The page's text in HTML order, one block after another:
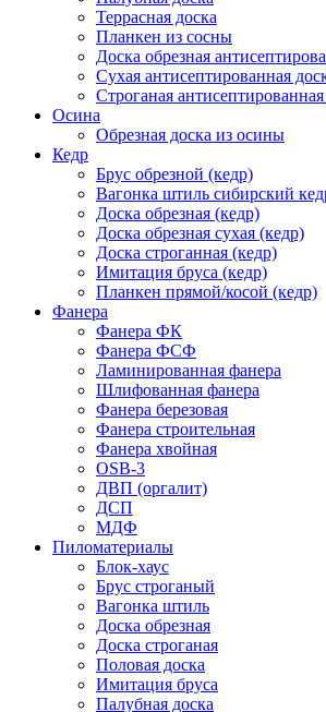
Террасная доска
Планкен из сосны
Доска обрезная
Сухая антисептированная
Строганая антисептированная
Осина
Обрезная доска из осины
Кедр
Брус обрезной (кедр)
Вагонка штиль сибирский
Доска обрезная (кедр)
Доска обрезная сухая (кедр)
Доска строганная (кедр)
Имитация бруса (кедр)
Планкен прямой/косой (кедр)
Фанера
Фанера ФК
Фанера ФСФ
Ламинированная фанера
Шлифованная фанера
Фанера березовая
Фанера строительная
Фанера хвойная
OSB-3
ДВП (оргалит)
ДСП
МДФ
Пиломатериалы
Блок-хаус
Брус строганый
Вагонка штиль
Доска обрезная
Доска строганая
Половая доска
Имитация бруса
Палубная доска